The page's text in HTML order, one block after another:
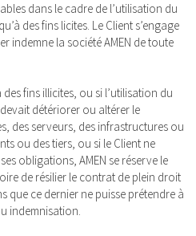
dans le cadre de l’utilisation du
des fins licites. Le Client s’engage
indemne la société AMEN de toute
fins illicites, ou si l’utilisation du
détériorer ou altérer le
des serveurs, des infrastructures ou
ou des tiers, ou si le Client ne
obligations, AMEN se réserve le
de résilier le contrat de plein droit
que ce dernier ne puisse prétendre à
indemnisation.